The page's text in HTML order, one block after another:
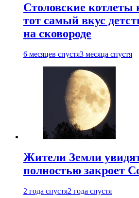
Столовские котлеты
тот самый вкус
на сковороде
6 месяцев спустя3 месяца спустя
Жители Земли
полностью закроет
2 года спустя2 года спустя